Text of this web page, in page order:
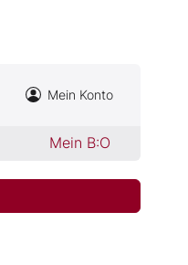
Mein Konto
Mein B:O